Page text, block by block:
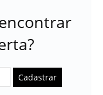
Cadastrar